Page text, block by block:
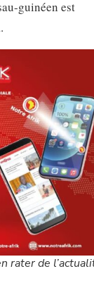
guinéen est
rater de